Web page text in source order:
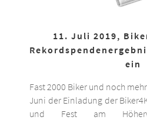
11. Juli 2019,
ein
Fast 2000 Biker und noch
Juni der Einladung der
und Fest am